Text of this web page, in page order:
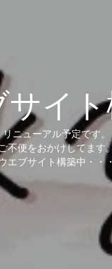
イ
リニューアル予定です。
不便をおかけしてます。
エブサイト構築中・・・